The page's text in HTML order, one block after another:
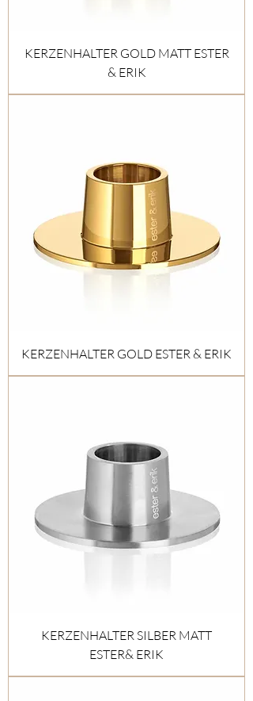
KERZENHALTER GOLD MATT ESTER
& ERIK
KERZENHALTER GOLD ESTER & ERIK
KERZENHALTER SILBER MATT
ESTER& ERIK